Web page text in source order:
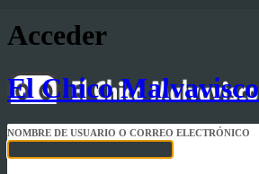
Acceder
El Chico Malvavisco
NOMBRE DE USUARIO O CORREO ELECTRÓNICO